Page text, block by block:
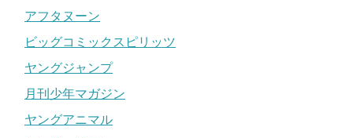
アフタヌーン
ビッグコミックスピリッツ
ヤングジャンプ
月刊少年マガジン
ヤングアニマル